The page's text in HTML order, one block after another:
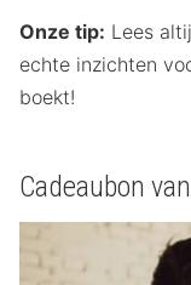
Onze tip: Lees
echte inzichten
boekt!
Cadeaubon